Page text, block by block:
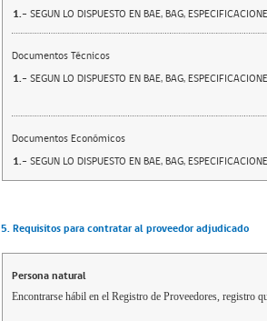
1.- SEGUN LO DISPUESTO EN BAE, BAG,
Documentos Técnicos
1.- SEGUN LO DISPUESTO EN BAE, BAG,
Documentos Económicos
1.- SEGUN LO DISPUESTO EN BAE, BAG,
5. Requisitos para contratar al proveedor adjudicado
Persona natural
Encontrarse hábil en el Registro de Proveedores, registro